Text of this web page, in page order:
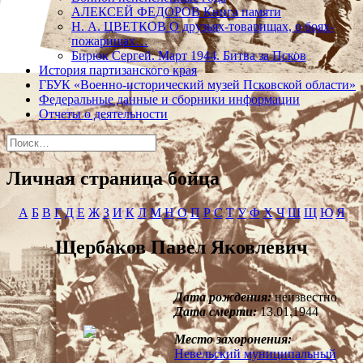
АЛЕКСЕЙ ФЕДОРОВ Книга памяти
Н. А. ЦВЕТКОВ О друзьях-товарищах, о боях-
пожарищах…
Бирюк Сергей. Март 1944. Битва за Псков
История партизанского края
ГБУК «Военно-исторический музей Псковской области»
Федеральные данные и сборники информации
Отчеты о деятельности
Найти:
Личная страница бойца
А Б В Г Д Е Ж З И К Л М Н О П Р С Т У Ф Х Ч Ш Щ Ю Я
Щербаков Павел Яковлевич
Дата рождения:неизвестно
Дата смерти:13.01.1944
Место захоронения:
Невельский муниципальный